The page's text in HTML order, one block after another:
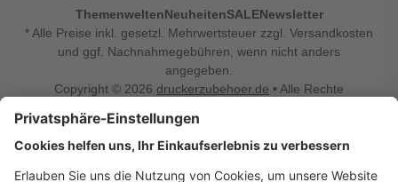
ThemenweltenNeuheitenSALENewsletter
* Alle Preise inkl. gesetzl. Mehrwertsteuer zzgl. Versandkosten
und ggf. Nachnahmegebühren, wenn nicht anders
angegeben.
Copyright © 2026 druckerzubehoer.de • Alle Rechte
Vertrag widerrufen
Druckerzubehoer.de – preiswerte Qualität für Ihr Office
Sie sind auf der Suche nach dem passenden Druckerzubehör